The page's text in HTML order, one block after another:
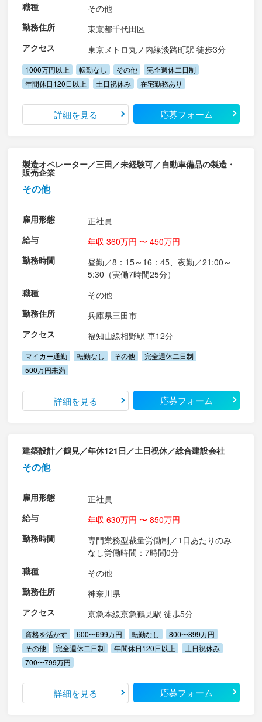
職種
その他
勤務住所
東京都千代田区
アクセス
東京メトロ丸ノ内線淡路町駅 徒歩3分
1000万円以上 転勤なし その他
完全週休二日制
年間休日120日以上
土日祝休み 在宅勤務あり
詳細を見る 応募フォーム
製造オペレーター／三田／未経験可／自動車備品の製造・
販売企業
その他
雇用形態
正社員
給与
年収 360万円 〜 450万円
勤務時間
昼勤／8：15～16：45、夜勤／21:00～
5:30（実働7時間25分）
職種
その他
勤務住所
兵庫県三田市
アクセス
福知山線相野駅 車12分
マイカー通勤 転勤なし その他
完全週休二日制
500万円未満
詳細を見る 応募フォーム
建築設計／鶴見／年休121日／土日祝休／総合建設会社
その他
雇用形態
正社員
給与
年収 630万円 〜 850万円
勤務時間
専門業務型裁量労働制／1日あたりのみ
なし労働時間：7時間0分
職種
その他
勤務住所
神奈川県
アクセス
京急本線京急鶴見駅 徒歩5分
資格を活かす 600〜699万円 転勤なし
800〜899万円
その他
完全週休二日制 年間休日120日以上
土日祝休み
700〜799万円
詳細を見る 応募フォーム